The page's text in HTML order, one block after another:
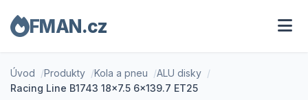
FMAN.cz
Úvod Produkty Kola a pneu
ALU disky
Racing Line B1743 18x7.5 6x139.7 ET25